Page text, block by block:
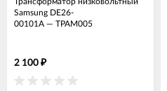
Samsung DE26-
00101A — ТРАМ005
2 100 ₽